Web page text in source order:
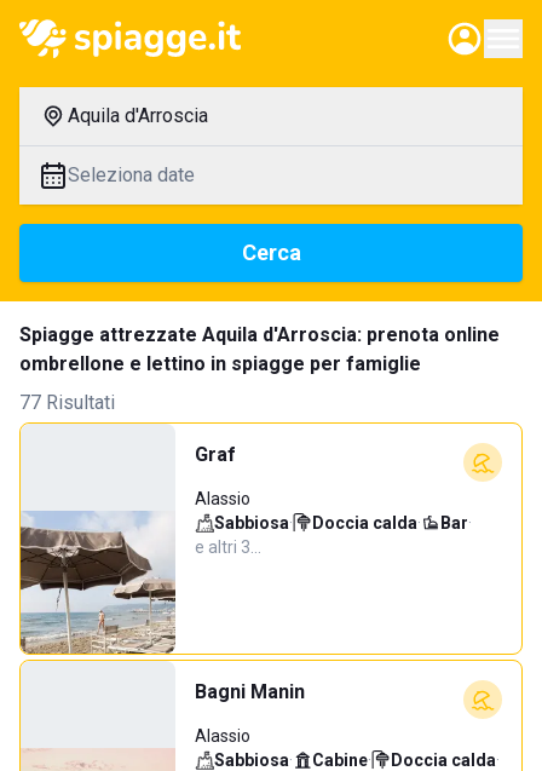
Aquila d'Arroscia
Seleziona date
Cerca
Spiagge attrezzate Aquila d'Arroscia: prenota online
ombrellone e lettino in spiagge per famiglie
77 Risultati
Graf
Alassio
Sabbiosa· Doccia calda· Bar·
e altri 3…
Bagni Manin
Alassio
Sabbiosa· Cabine· Doccia calda·